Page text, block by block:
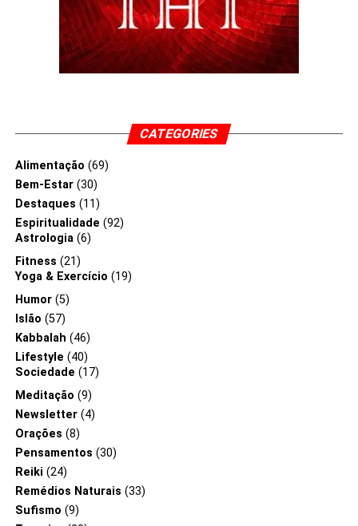
CATEGORIES
Alimentação (69)
Bem-Estar(30)
Destaques (11)
Espiritualidade (92)
Astrologia(6)
Fitness (21)
Yoga & Exercício (19)
Humor(5)
Islão (57)
Kabbalah (46)
Lifestyle (40)
Sociedade (17)
Meditação (9)
Newsletter(4)
Orações (8)
Pensamentos (30)
Reiki (24)
Remédios Naturais (33)
Sufismo (9)